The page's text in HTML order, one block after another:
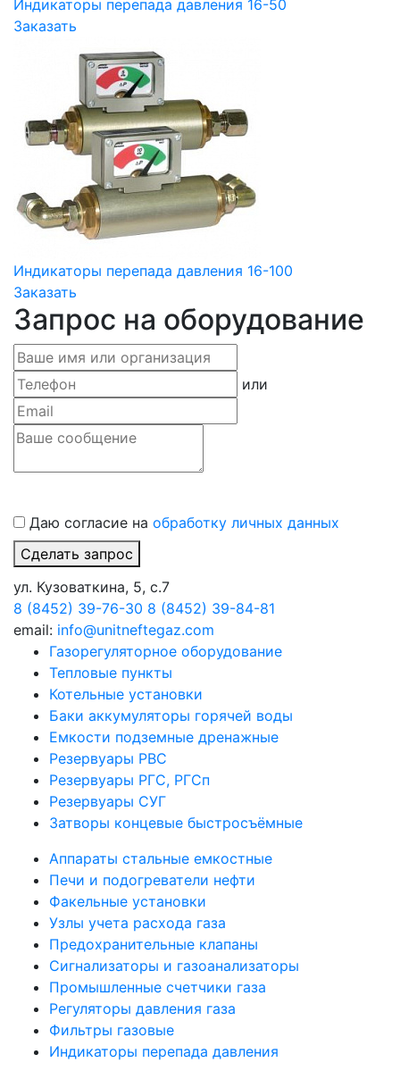
Индикаторы перепада давления 16-50
Заказать
Индикаторы перепада давления 16-100
Заказать
Запрос на оборудование
или
Даю согласие на обработку личных данных
Сделать запрос
ул. Кузоваткина, 5, с.7
8 (8452) 39-76-30 8 (8452) 39-84-81
email: info@unitneftegaz.com
Газорегуляторное оборудование
Тепловые пункты
Котельные установки
Баки аккумуляторы горячей воды
Емкости подземные дренажные
Резервуары РВС
Резервуары РГС, РГСп
Резервуары СУГ
Затворы концевые быстросъёмные
Аппараты стальные емкостные
Печи и подогреватели нефти
Факельные установки
Узлы учета расхода газа
Предохранительные клапаны
Сигнализаторы и газоанализаторы
Промышленные счетчики газа
Регуляторы давления газа
Фильтры газовые
Индикаторы перепада давления